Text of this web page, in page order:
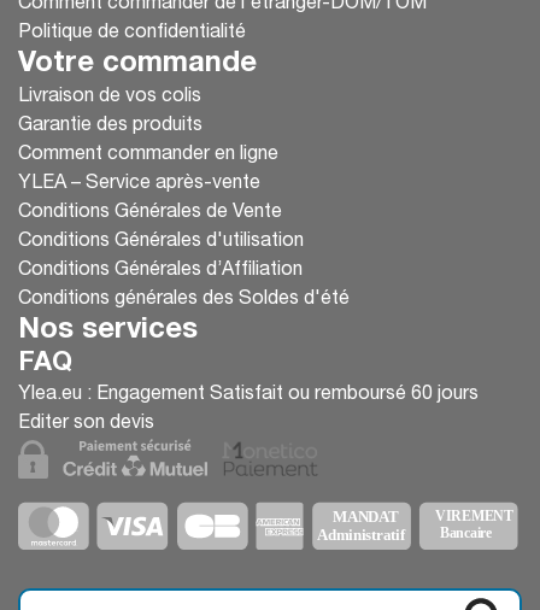
Comment commander de l'étranger-DOM/TOM
Politique de confidentialité
Votre commande
Livraison de vos colis
Garantie des produits
Comment commander en ligne
YLEA – Service après-vente
Conditions Générales de Vente
Conditions Générales d'utilisation
Conditions Générales d’Affiliation
Conditions générales des Soldes d'été
Nos services
FAQ
Ylea.eu : Engagement Satisfait ou remboursé 60 jours
Editer son devis